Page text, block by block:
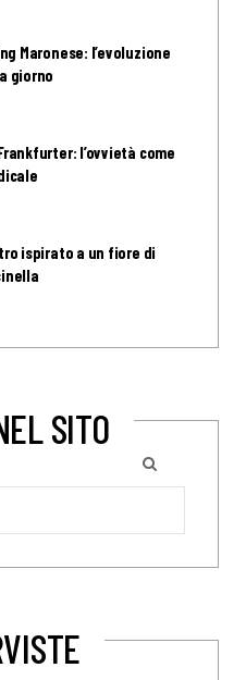
Maronese: l’evoluzione
giorno
l’ovvietà come
ispirato a un fiore di
SITO